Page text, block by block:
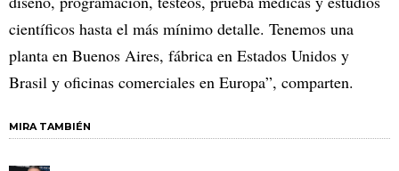
científicos hasta el más mínimo detalle. Tenemos una
planta en Buenos Aires, fábrica en Estados Unidos y
Brasil y oficinas comerciales en Europa”, comparten.
MIRA TAMBIÉN